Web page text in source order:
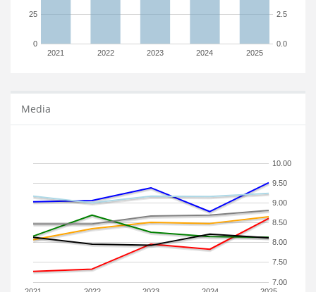
2021 2022 2023 2024 2025
0
25
0.0
2.5
Media
7.00
7.50
8.00
8.50
9.00
9.50
10.00